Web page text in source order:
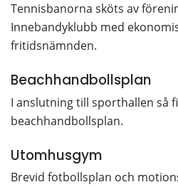
Tennisbanorna sköts av
Innebandyklubb med
fritidsnämnden.
Beachhandbollsplan
I anslutning till sporthallen så
beachhandbollsplan.
Utomhusgym
Brevid fotbollsplan och